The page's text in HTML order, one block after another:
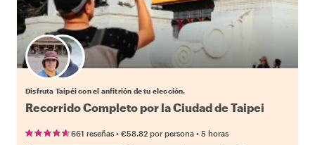
Elige tu local favorito
Disfruta Taipéi con el anfitrión de tu elección.
Recorrido Completo por la Ciudad de Taipei
661 reseñas • €58.82 por persona • 5 horas